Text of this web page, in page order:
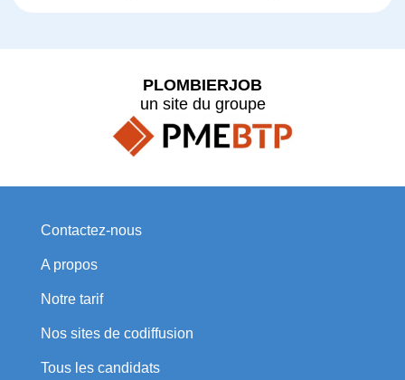
PLOMBIERJOB
un site du groupe
Contactez-nous
A propos
Notre tarif
Nos sites de codiffusion
Tous les candidats